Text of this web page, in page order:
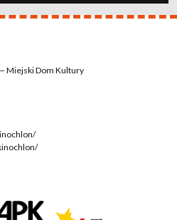
Miejski Dom Kultury